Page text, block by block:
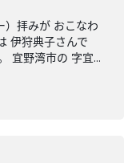
）拝みが おこなわ
伊狩典子さんで
宜野湾市の 字宜...